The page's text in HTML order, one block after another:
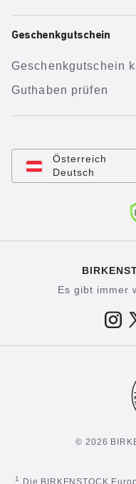
Geschenkgutschein
Geschenkgutschein
Guthaben prüfen
Österreich
Deutsch
Es gibt immer
© 2026
1